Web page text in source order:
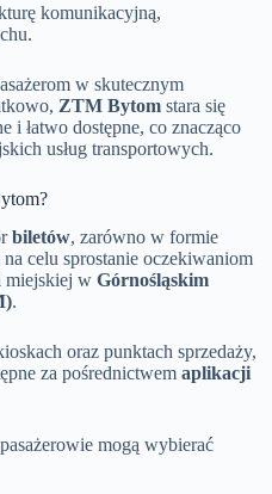
komunikacyjną,
w skutecznym
ZTM Bytom stara się
i łatwo dostępne, co znacząco
usług transportowych.
biletów, zarówno w formie
na celu sprostanie oczekiwaniom
miejskiej w Górnośląskim
.
oraz punktach sprzedaży,
za pośrednictwem aplikacji
mogą wybierać